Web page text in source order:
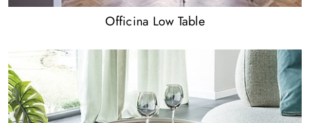
Officina Low Table